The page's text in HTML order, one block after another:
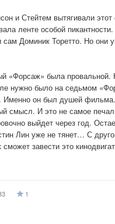
и Стейтем вытягивали
ленте особой
сам Доминик Торетто. Но
«Форсаж» была провальной.
нужно было на седьмом
Именно он был душей
смысл. И это не самое
выйдет через год.
Лин уже не тянет… С
сможет завести это
1